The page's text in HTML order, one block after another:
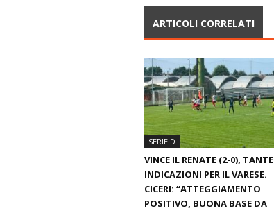
ARTICOLI CORRELATI
SERIE D
VINCE IL RENATE (2-0), TANTE
INDICAZIONI PER IL VARESE.
CICERI: “ATTEGGIAMENTO
POSITIVO, BUONA BASE DA